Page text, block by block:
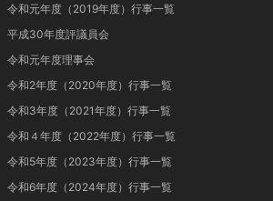
令和元年度（2019年度）行事一覧
平成30年度評議員会
令和元年度理事会
令和2年度（2020年度）行事一覧
令和3年度（2021年度）行事一覧
令和４年度（2022年度）行事一覧
令和5年度（2023年度）行事一覧
令和6年度（2024年度）行事一覧